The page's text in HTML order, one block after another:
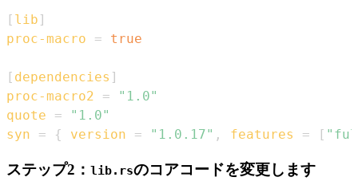
[ lib ]
proc-macro
= true
[ dependencies ]
proc-macro2
=
"1.0"
quote
=
"1.0"
syn
= { version = "1.0.17" , features = [
ステップ2： lib.rsのコアコードを変更します